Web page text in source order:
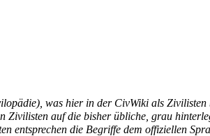
was hier in der CivWiki als
auf die bisher übliche, grau
entsprechen die Begriffe dem offiziellen